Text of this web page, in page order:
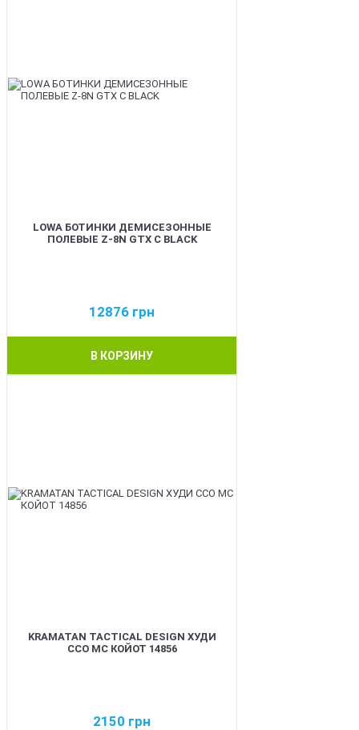
LOWA БОТИНКИ ДЕМИСЕЗОННЫЕ
ПОЛЕВЫЕ Z-8N GTX C BLACK
12876 грн
В КОРЗИНУ
KRAMATAN TACTICAL DESIGN ХУДИ
ССО МС КОЙОТ 14856
2150 грн